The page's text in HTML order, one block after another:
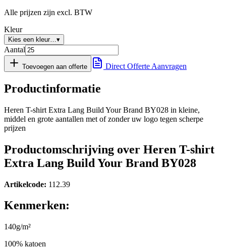
Alle prijzen zijn excl. BTW
Kleur
Kies een kleur… ▾
Aantal
Toevoegen aan offerte Direct Offerte Aanvragen
Productinformatie
Heren T-shirt Extra Lang Build Your Brand BY028 in kleine,
middel en grote aantallen met of zonder uw logo tegen scherpe
prijzen
Productomschrijving over Heren T-shirt
Extra Lang Build Your Brand BY028
Artikelcode: 112.39
Kenmerken:
140g/m²
100% katoen